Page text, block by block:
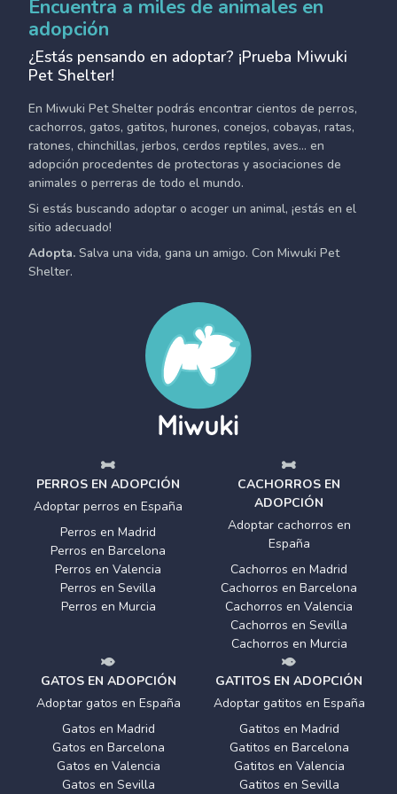
Encuentra a miles de animales en
adopción
¿Estás pensando en adoptar? ¡Prueba Miwuki
Pet Shelter!
En Miwuki Pet Shelter podrás encontrar cientos de perros,
cachorros, gatos, gatitos, hurones, conejos, cobayas, ratas,
ratones, chinchillas, jerbos, cerdos reptiles, aves... en
adopción procedentes de protectoras y asociaciones de
animales o perreras de todo el mundo.
Si estás buscando adoptar o acoger un animal, ¡estás en el
sitio adecuado!
Adopta. Salva una vida, gana un amigo. Con Miwuki Pet
Shelter.
PERROS EN ADOPCIÓN
Adoptar perros en España
Perros en Madrid
Perros en Barcelona
Perros en Valencia
Perros en Sevilla
Perros en Murcia
CACHORROS EN
ADOPCIÓN
Adoptar cachorros en
España
Cachorros en Madrid
Cachorros en Barcelona
Cachorros en Valencia
Cachorros en Sevilla
Cachorros en Murcia
GATOS EN ADOPCIÓN
Adoptar gatos en España
Gatos en Madrid
Gatos en Barcelona
Gatos en Valencia
Gatos en Sevilla
GATITOS EN ADOPCIÓN
Adoptar gatitos en España
Gatitos en Madrid
Gatitos en Barcelona
Gatitos en Valencia
Gatitos en Sevilla